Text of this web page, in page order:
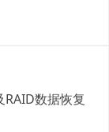
数据恢复